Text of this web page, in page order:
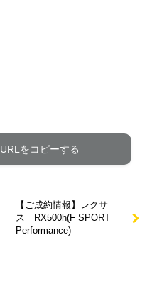
URLをコピーする
【ご成約情報】レクサ
ス RX500h(F SPORT
Performance)